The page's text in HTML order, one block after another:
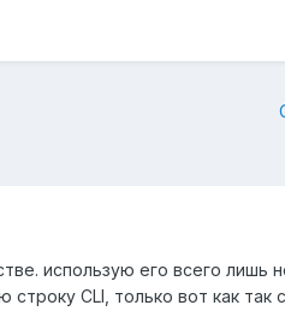
использую его всего лишь
CLI, только вот как